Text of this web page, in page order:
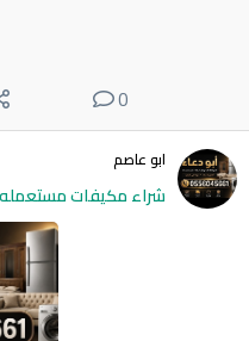
0
ابو عاصم
شراء مكيفات مستعمله